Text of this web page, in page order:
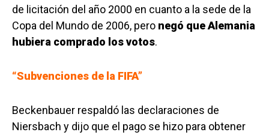
de licitación del año 2000 en cuanto a la sede de la
Copa del Mundo de 2006, pero negó que Alemania
hubiera comprado los votos.
“Subvenciones de la FIFA”
Beckenbauer respaldó las declaraciones de
Niersbach y dijo que el pago se hizo para obtener